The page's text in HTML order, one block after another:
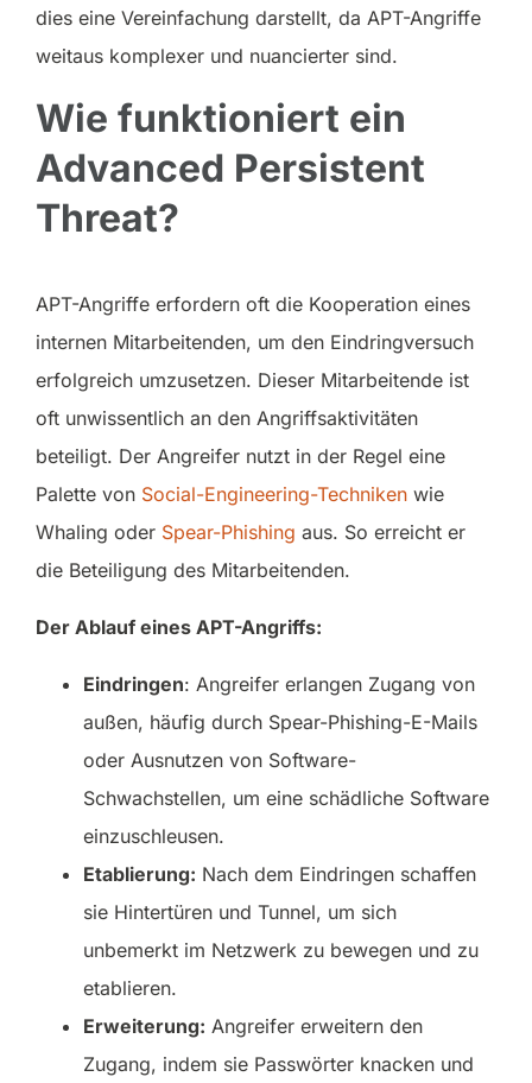
dies eine Vereinfachung darstellt, da APT-Angriffe
weitaus komplexer und nuancierter sind.
Wie funktioniert ein
Advanced Persistent
Threat?
APT-Angriffe erfordern oft die Kooperation eines
internen Mitarbeitenden, um den Eindringversuch
erfolgreich umzusetzen. Dieser Mitarbeitende ist
oft unwissentlich an den Angriffsaktivitäten
beteiligt. Der Angreifer nutzt in der Regel eine
Palette von Social-Engineering-Techniken wie
Whaling oder Spear-Phishing aus. So erreicht er
die Beteiligung des Mitarbeitenden.
Der Ablauf eines APT-Angriffs:
Eindringen: Angreifer erlangen Zugang von
außen, häufig durch Spear-Phishing-E-Mails
oder Ausnutzen von Software-
Schwachstellen, um eine schädliche Software
einzuschleusen.
Etablierung: Nach dem Eindringen schaffen
sie Hintertüren und Tunnel, um sich
unbemerkt im Netzwerk zu bewegen und zu
etablieren.
Erweiterung: Angreifer erweitern den
Zugang, indem sie Passwörter knacken und